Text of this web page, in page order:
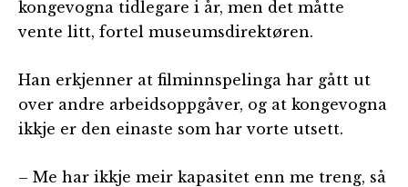
kongevogna tidlegare i år, men det måtte
vente litt, fortel museumsdirektøren.
Han erkjenner at filminnspelinga har gått ut
over andre arbeidsoppgåver, og at kongevogna
ikkje er den einaste som har vorte utsett.
– Me har ikkje meir kapasitet enn me treng, så